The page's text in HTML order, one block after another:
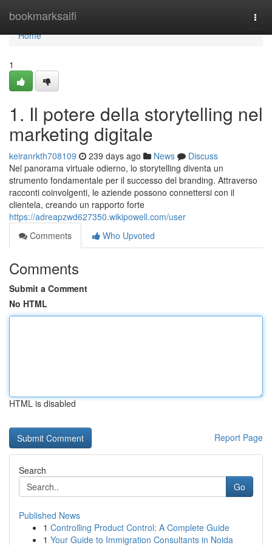
bookmarksaifi
Home
Home
1
1. Il potere della storytelling nel
marketing digitale
keiranrkth708109 239 days ago News
Discuss
Nel panorama virtuale odierno, lo storytelling diventa un
strumento fondamentale per il successo del branding. Attraverso
racconti coinvolgenti, le aziende possono connettersi con il
clientela, creando un rapporto forte
https://adreapzwd627350.wikipowell.com/user
Comments
Who Upvoted
Comments
Submit a Comment
No HTML
HTML is disabled
Report Page
Search
Go
Published News
1 Controlling Product Control: A Complete Guide
1 Your Guide to Immigration Consultants in Noida